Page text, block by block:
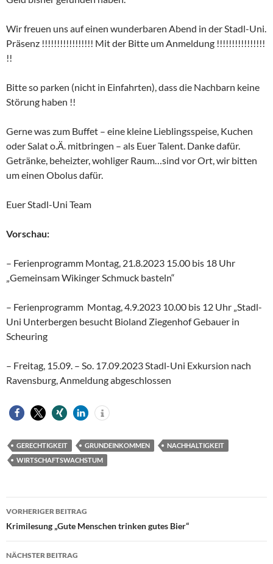
Wir freuen uns auf einen wunderbaren Abend in der Stadl-Uni.
Präsenz !!!!!!!!!!!!!!!!! Mit der Bitte um Anmeldung !!!!!!!!!!!!!!!!
!!
Bitte so parken (nicht in Einfahrten), dass die Nachbarn keine
Störung haben !!
Gerne was zum Buffet – eine kleine Lieblingsspeise, Kuchen
oder Salat o.Ä. mitbringen – als Euer Talent. Danke dafür.
Getränke, beheizter, wohliger Raum…sind vor Ort, wir bitten
um einen Obolus dafür.
Euer Stadl-Uni Team
Vorschau:
– Ferienprogramm Montag, 21.8.2023 15.00 bis 18 Uhr
„Gemeinsam Wikinger Schmuck basteln“
– Ferienprogramm Montag, 4.9.2023 10.00 bis 12 Uhr „Stadl-
Uni Unterbergen besucht Bioland Ziegenhof Gebauer in
Scheuring
– Freitag, 15.09. – So. 17.09.2023 Stadl-Uni Exkursion nach
Ravensburg, Anmeldung abgeschlossen
GERECHTIGKEIT GRUNDEINKOMMEN
NACHHALTIGKEIT
WIRTSCHAFTSWACHSTUM
Beitragsnavigation
VORHERIGER BEITRAG
Krimilesung „Gute Menschen trinken gutes Bier“
NÄCHSTER BEITRAG